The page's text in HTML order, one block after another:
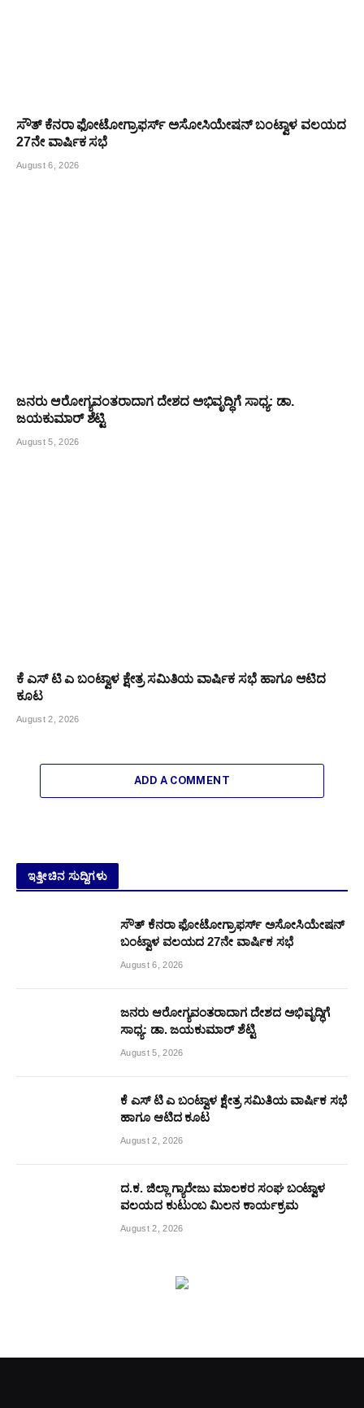
ಸೌತ್ ಕೆನರಾ ಫೋಟೋಗ್ರಾಫರ್ಸ್ ಅಸೋಸಿಯೇಷನ್ ಬಂಟ್ವಾಳ ವಲಯದ
27ನೇ ವಾರ್ಷಿಕ ಸಭೆ
August 6, 2026
ಜನರು ಆರೋಗ್ಯವಂತರಾದಾಗ ದೇಶದ ಅಭಿವೃದ್ಧಿಗೆ ಸಾಧ್ಯ: ಡಾ.
ಜಯಕುಮಾರ್ ಶೆಟ್ಟಿ
August 5, 2026
ಕೆ ಎಸ್ ಟಿ ಎ ಬಂಟ್ವಾಳ ಕ್ಷೇತ್ರ ಸಮಿತಿಯ ವಾರ್ಷಿಕ ಸಭೆ ಹಾಗೂ ಆಟಿದ
ಕೂಟ
August 2, 2026
ADD A COMMENT
ಇತ್ತೀಚಿನ ಸುದ್ದಿಗಳು
ಸೌತ್ ಕೆನರಾ ಫೋಟೋಗ್ರಾಫರ್ಸ್ ಅಸೋಸಿಯೇಷನ್
ಬಂಟ್ವಾಳ ವಲಯದ 27ನೇ ವಾರ್ಷಿಕ ಸಭೆ
August 6, 2026
ಜನರು ಆರೋಗ್ಯವಂತರಾದಾಗ ದೇಶದ ಅಭಿವೃದ್ಧಿಗೆ
ಸಾಧ್ಯ: ಡಾ. ಜಯಕುಮಾರ್ ಶೆಟ್ಟಿ
August 5, 2026
ಕೆ ಎಸ್ ಟಿ ಎ ಬಂಟ್ವಾಳ ಕ್ಷೇತ್ರ ಸಮಿತಿಯ ವಾರ್ಷಿಕ ಸಭೆ
ಹಾಗೂ ಆಟಿದ ಕೂಟ
August 2, 2026
ದ.ಕ. ಜಿಲ್ಲಾ ಗ್ಯಾರೇಜು ಮಾಲಕರ ಸಂಘ ಬಂಟ್ವಾಳ
ವಲಯದ ಕುಟುಂಬ ಮಿಲನ ಕಾರ್ಯಕ್ರಮ
August 2, 2026